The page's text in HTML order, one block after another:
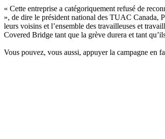
« Cette entreprise a catégoriquement refusé de
», de dire le président national des TUAC Canada,
leurs voisins et l’ensemble des travailleuses et
Covered Bridge tant que la grève durera et tant
Vous pouvez, vous aussi, appuyer la campagne en